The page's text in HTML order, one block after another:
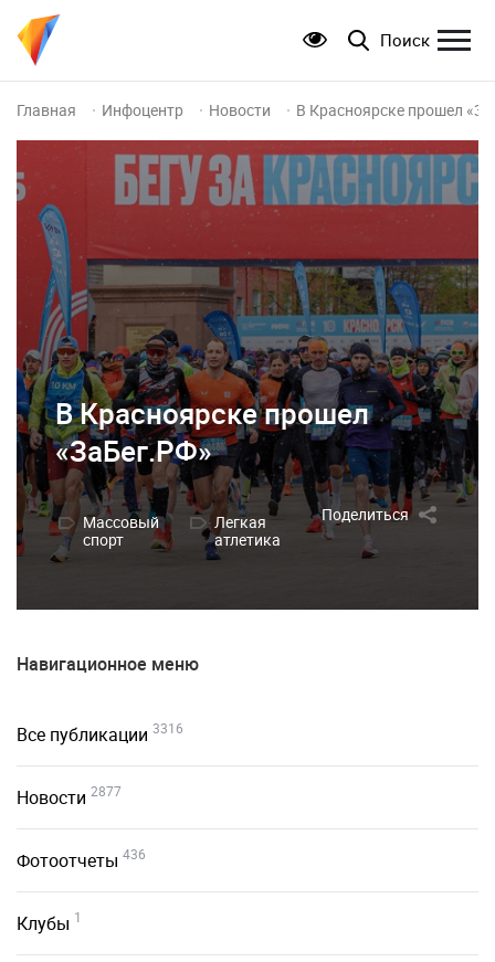
Поиск
Главная Инфоцентр Новости В Красноярске прошел
В Красноярске прошел
«ЗаБег.РФ»
Массовый
спорт
Легкая
атлетика
Поделиться
Навигационное меню
Все публикации 3316
Новости 2877
Фотоотчеты 436
Клубы 1